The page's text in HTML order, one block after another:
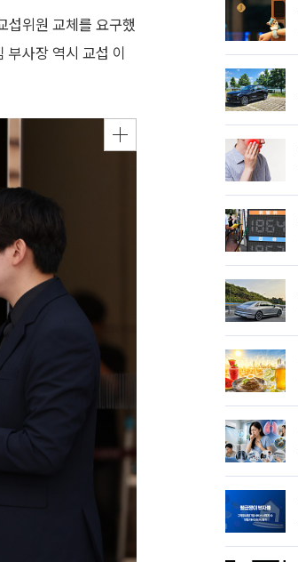
섭위원 교체를 요구했
사장 역시 교섭 이